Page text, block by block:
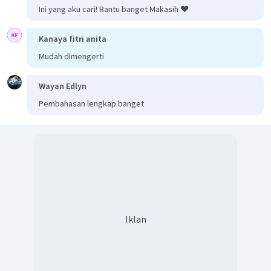
Ini yang aku cari! Bantu banget Makasih ❤️
Kanaya fitri anita
Mudah dimengerti
Wayan Edlyn
Pembahasan lengkap banget
Iklan